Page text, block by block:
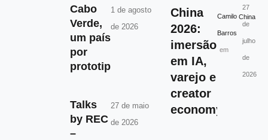
Cabo
Verde,
um país
por
prototipar.
1 de agosto
de 2026
Talks
by REC
–
27 de maio
de 2026
China
2026:
imersão
em IA,
varejo e
creator
economy
Camilo
Barros
em
China
27
de
julho
de
2026